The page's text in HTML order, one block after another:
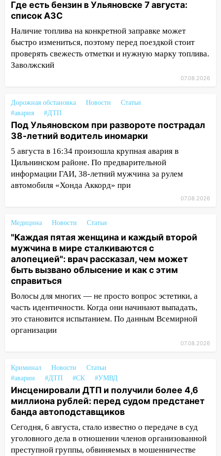
15:27 Прокуратура проверяет
капремонт школы в селе Кивать
15:08
В Кузоватово после прокурорской
проверки обновили разметку на
пешеходных переходах
На проспекте Гая в Ульяновске
50-метровом участке
14:22
В Новом городе 8 августа пройдет
большой фестиваль «Наше время» с
мотофристайлом и концертом
«Мураками»
14:04 Жару смоет ливнями: прогноз
погоды в Ульяновской области на
выходные 8-9 августа
полицейские проведут акцию «Час
пассажира»
13:20 В Ульяновске за один день
обокрали женщину на пляже и
подростка в сквере
13:01 В Димитровграде мужчина
выбросил из машины страйкбольную
гранату: его задержали
12:34 На Ульяновскую область
надвигается сильнейшая непогода: град
12:31
Ульяновец хотел купить иномарку
из Европы и потерял 760 тысяч рублей
12:20 В Чердаклинском районе
столкнулись «Лада» и Chevrolet:
пострадал 14-летний подросток
12:00 Где есть бензин в Ульяновске 7
августа: список АЗС
Где есть бензин в Ульяновске 7 августа:
список АЗС
Наличие топлива на конкретной заправке может
быстро измениться, поэтому перед поездкой стоит
проверять свежесть отметки и нужную марку топлива.
Заволжский
07.08.2026
Дорожная обстановка Новости
Статьи
#авария
#ДТП
Под Ульяновском при развороте пострадал
38-летний водитель иномарки
5 августа в 16:34 произошла крупная авария в
Цильнинском районе. По предварительной
информации ГАИ, 38-летний мужчина за рулем
автомобиля «Хонда Аккорд» при
07.08.2026
Медицина Новости Статьи
"Каждая пятая женщина и каждый второй
мужчина в мире сталкиваются с
алопецией": врач рассказал, чем может
быть вызвано облысение и как с этим
справиться
Волосы для многих — не просто вопрос эстетики, а
часть идентичности. Когда они начинают выпадать,
это становится испытанием. По данным Всемирной
организации
07.08.2026
Криминал Новости
Статьи
#аварии
#ДТП #СК #УМВД
Инсценировали ДТП и получили более 4,6
миллиона рублей: перед судом предстанет
банда автоподставщиков
Сегодня, 6 августа, стало известно о передаче в суд
уголовного дела в отношении членов организованной
преступной группы, обвиняемых в мошенничестве